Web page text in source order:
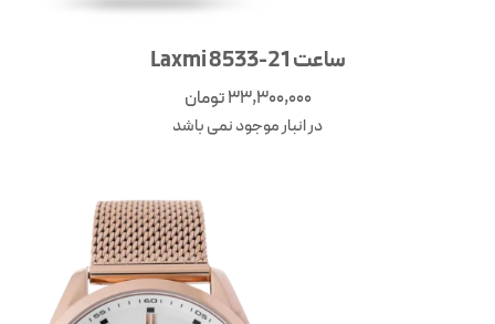
ساعت Laxmi 8533-21
33,300,000تومان
در انبار موجود نمی باشد